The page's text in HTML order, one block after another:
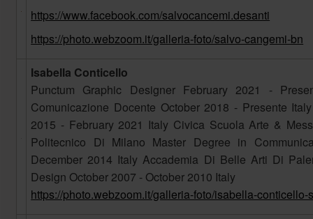
https://www.facebook.com/salvocancemi.desanti
https://photo.webzoom.it/galleria-foto/salvo-cangemi-bn
Isabella Conticello
Punctum Graphic Designer February 2021 -
Comunicazione Docente October 2018 - Presente
2015 - February 2021 Italy Civica Scuola Arte &
Politecnico Di Milano Master Degree in
December 2014 Italy Accademia Di Belle Arti Di
Design October 2007 - October 2010 Italy
https://photo.webzoom.it/galleria-foto/isabella-conticello-